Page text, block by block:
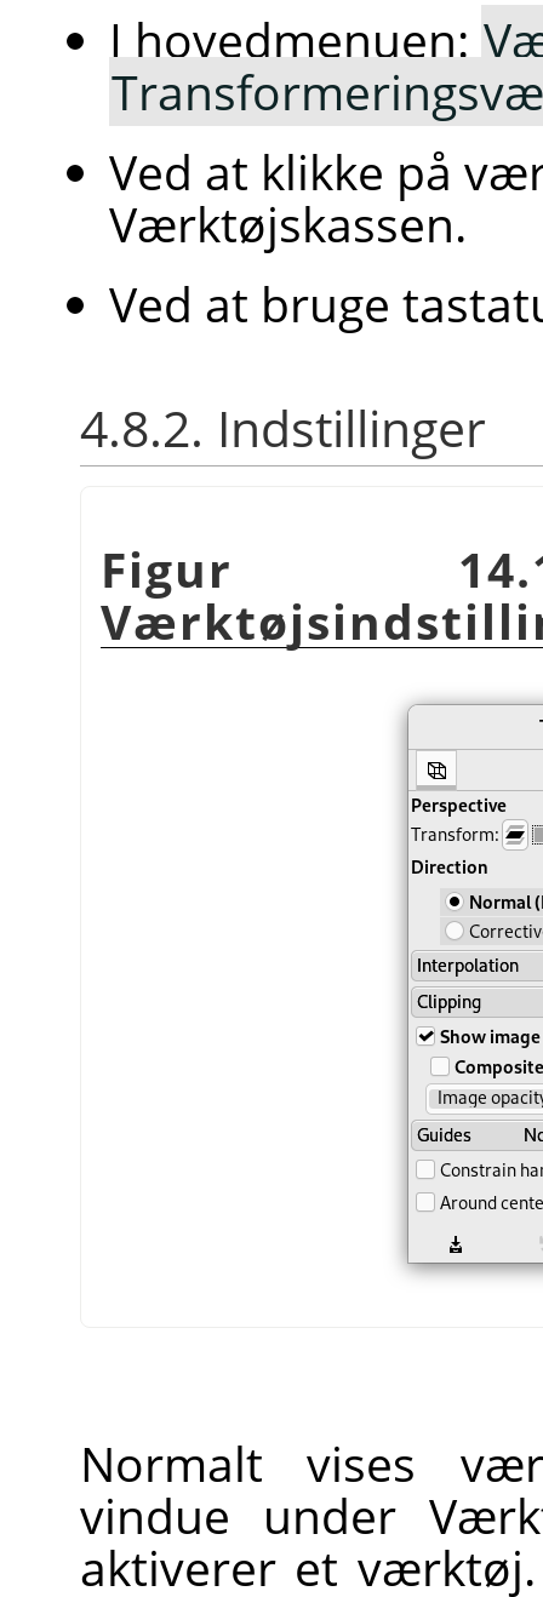
I hovedmenuen:
Ved at klikke på
Værktøjskassen.
Ved at bruge
4.8.2. Indstillinger
Figur
Normalt vises
vindue under
aktiverer et